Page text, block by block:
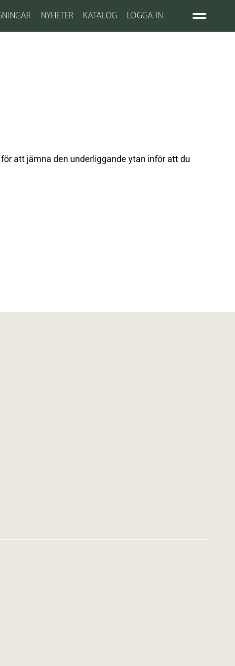
NYHETER KATALOG LOGGA IN
att jämna den underliggande ytan inför att du